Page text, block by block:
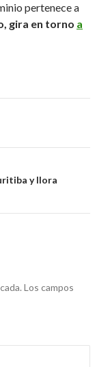
pertenece a
gira en torno a
y llora
Los campos